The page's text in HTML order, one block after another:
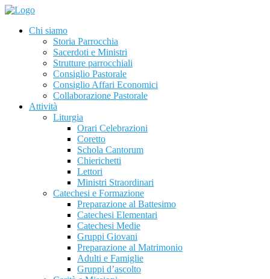
Chi siamo
Storia Parrocchia
Sacerdoti e Ministri
Strutture parrocchiali
Consiglio Pastorale
Consiglio Affari Economici
Collaborazione Pastorale
Attività
Liturgia
Orari Celebrazioni
Coretto
Schola Cantorum
Chierichetti
Lettori
Ministri Straordinari
Catechesi e Formazione
Preparazione al Battesimo
Catechesi Elementari
Catechesi Medie
Gruppi Giovani
Preparazione al Matrimonio
Adulti e Famiglie
Gruppi d’ascolto